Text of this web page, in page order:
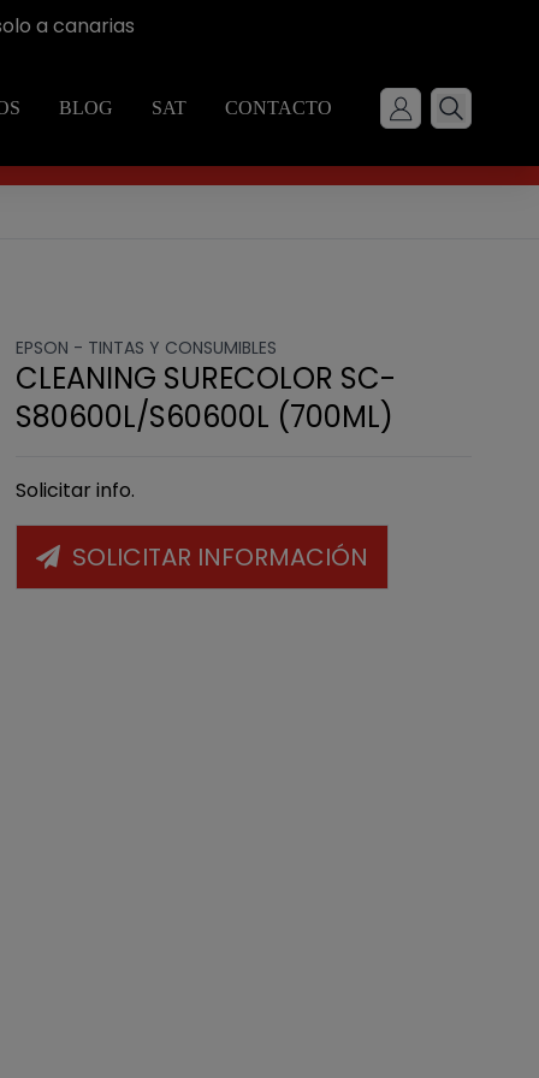
a canarias
BLOG SAT CONTACTO
EPSON - TINTAS Y CONSUMIBLES
CLEANING SURECOLOR SC-
S80600L/S60600L (700ML)
Solicitar info.
SOLICITAR INFORMACIÓN